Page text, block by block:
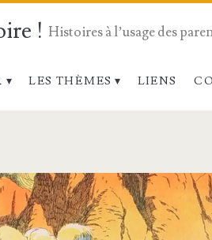
! Histoires à l’usage des
LES THÈMES LIENS